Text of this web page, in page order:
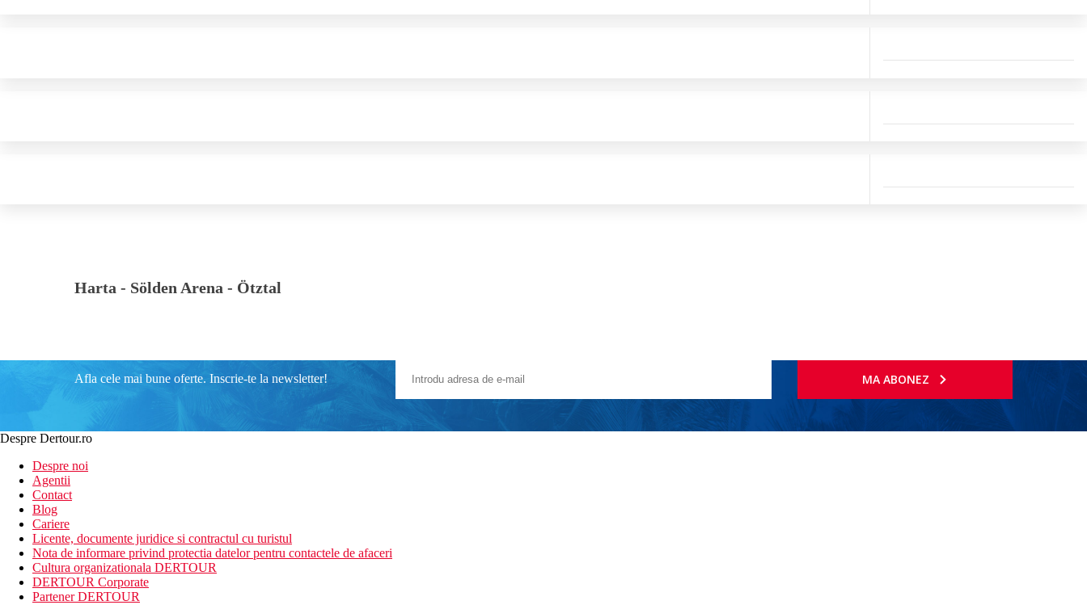
Harta - Sölden Arena - Ötztal
Afla cele mai bune oferte. Inscrie-te la newsletter! MA ABONEZ
Despre Dertour.ro
Despre noi
Agentii
Contact
Blog
Cariere
Licente, documente juridice si contractul cu turistul
Nota de informare privind protectia datelor pentru contactele de afaceri
Cultura organizationala DERTOUR
DERTOUR Corporate
Partener DERTOUR